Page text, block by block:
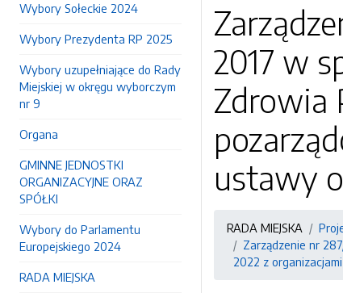
Wybory Sołeckie 2024
Wybory Prezydenta RP 2025
Wybory uzupełniające do Rady
Miejskiej w okręgu wyborczym
nr 9
Organa
GMINNE JEDNOSTKI
ORGANIZACYJNE ORAZ
SPÓŁKI
Wybory do Parlamentu
Europejskiego 2024
RADA MIEJSKA
2017 w
Zdrowia
ustawy
RADA MIEJSKA
Zarządzenie nr
2022 z